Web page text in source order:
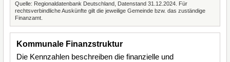
Quelle: Regionaldatenbank Deutschland, Datenstand 31.12.2024. Für
rechtsverbindliche Auskünfte gilt die jeweilige Gemeinde bzw. das zuständige
Finanzamt.
Kommunale Finanzstruktur
Die Kennzahlen beschreiben die finanzielle und